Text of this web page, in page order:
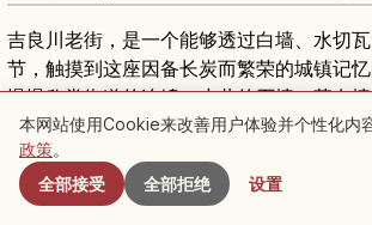
吉良川老街，是一个能够透过白墙、水切
节，触摸到这座因备长炭而繁荣的城镇记忆
慢慢欣赏街道的连绵、小巷的石墙、落在
受到这座城镇独有的韵味。
初次到访的人，先在吉良川老街馆或祭典
要考虑预约制的向导服务，能让散步体验更
请带着"行走在生活之地"的意识，在拍照、
本网站使用Cookie来改善用户体验并个性化内
政策。
全部接受
全部拒绝 设置